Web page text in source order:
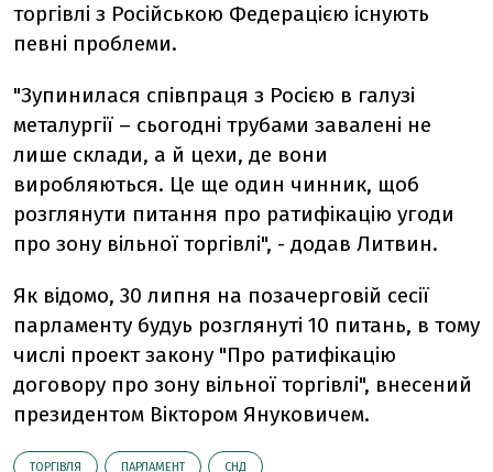
торгівлі з Російською Федерацією існують
певні проблеми.
"Зупинилася співпраця з Росією в галузі
металургії – сьогодні трубами завалені не
лише склади, а й цехи, де вони
виробляються. Це ще один чинник, щоб
розглянути питання про ратифікацію угоди
про зону вільної торгівлі", - додав Литвин.
Як відомо, 30 липня на позачерговій сесії
парламенту будуь розглянуті 10 питань, в тому
числі проект закону "Про ратифікацію
договору про зону вільної торгівлі", внесений
президентом Віктором Януковичем.
ТОРГІВЛЯ ПАРЛАМЕНТ СНД